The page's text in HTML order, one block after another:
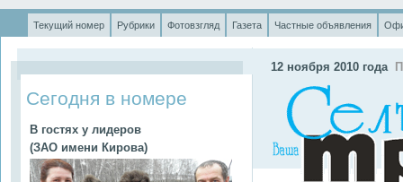
Текущий номер Рубрики Фотовзгляд Газета Частные объявления
Сегодня в номере
В гостях у лидеров
(ЗАО имени Кирова)
12 ноября 2010 года